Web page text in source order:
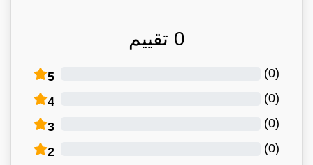
0 تقييم
5 (
0
)
4 (
0
)
3 (
0
)
2 (
0
)